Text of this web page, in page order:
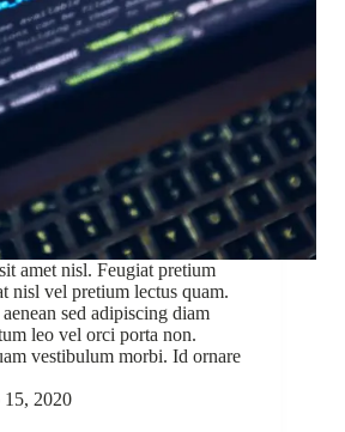
amet nisl. Feugiat pretium
nisl vel pretium lectus quam.
sed adipiscing diam
leo vel orci porta non.
vestibulum morbi. Id ornare
15, 2020